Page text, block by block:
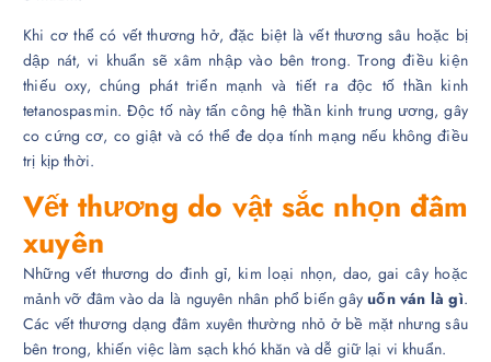
Khi cơ thể có vết thương hở, đặc biệt là vết thương sâu hoặc bị
dập nát, vi khuẩn sẽ xâm nhập vào bên trong. Trong điều kiện
thiếu oxy, chúng phát triển mạnh và tiết ra độc tố thần kinh
tetanospasmin. Độc tố này tấn công hệ thần kinh trung ương, gây
co cứng cơ, co giật và có thể đe dọa tính mạng nếu không điều
trị kịp thời.
Vết thương do vật sắc nhọn đâm
xuyên
Những vết thương do đinh gỉ, kim loại nhọn, dao, gai cây hoặc
mảnh vỡ đâm vào da là nguyên nhân phổ biến gâyuốn ván là gì.
Các vết thương dạng đâm xuyên thường nhỏ ở bề mặt nhưng sâu
bên trong, khiến việc làm sạch khó khăn và dễ giữ lại vi khuẩn.